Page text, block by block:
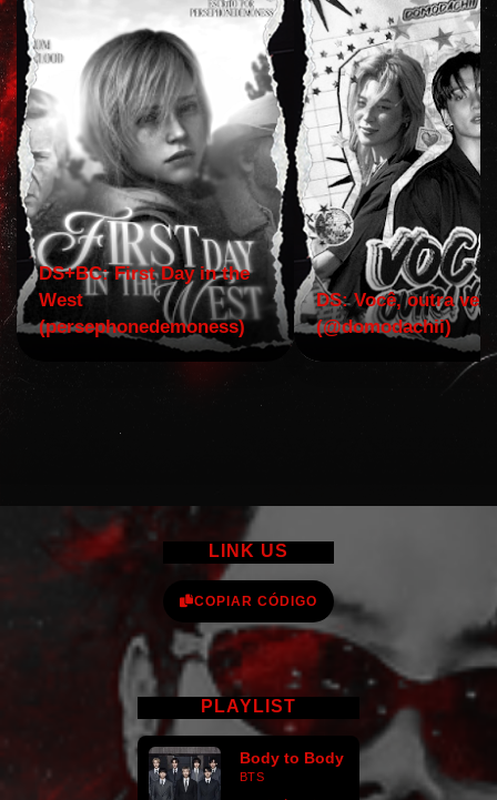
DS+BC: First Day in the
West
(persephonedemoness)
DS: Você, outra vez!
(@domodachii)
LINK US
COPIAR CÓDIGO
PLAYLIST
Body to Body
BTS